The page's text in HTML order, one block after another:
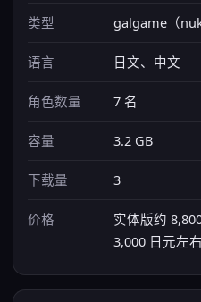
类型 galgame（
语言 日文、中文
角色数量 7 名
容量 3.2 GB
下载量 3
价格
实体版约
3,000 日元左右